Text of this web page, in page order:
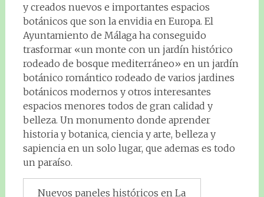
y creados nuevos e importantes espacios
botánicos que son la envidia en Europa. El
Ayuntamiento de Málaga ha conseguido
trasformar «un monte con un jardín histórico
rodeado de bosque mediterráneo» en un jardín
botánico romántico rodeado de varios jardines
botánicos modernos y otros interesantes
espacios menores todos de gran calidad y
belleza. Un monumento donde aprender
historia y botanica, ciencia y arte, belleza y
sapiencia en un solo lugar, que ademas es todo
un paraíso.
Nuevos paneles históricos en La